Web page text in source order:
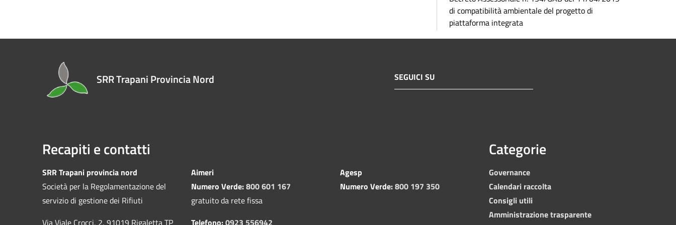
di compatibilità ambientale del progetto di
piattaforma integrata
SRR Trapani Provincia Nord SEGUICI SU
Recapiti e contatti
SRR Trapani provincia nord
Società per la Regolamentazione del
servizio di gestione dei Rifiuti
Via Viale Crocci, 2, 91019 Rigaletta TP
Aimeri
Numero Verde:800 601 167
gratuito da rete fissa
Telefono:0923 556942
Agesp
Numero Verde:800 197 350
Categorie
Governance
Calendari raccolta
Consigli utili
Amministrazione trasparente